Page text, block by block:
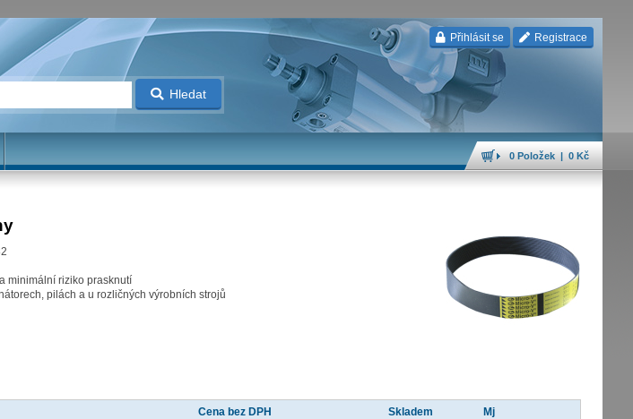
Přihlásit se Registrace
Hledat
0 Položek | 0 Kč
minimální riziko prasknutí
pilách a u rozličných výrobních strojů
Cena bez DPH Skladem Mj